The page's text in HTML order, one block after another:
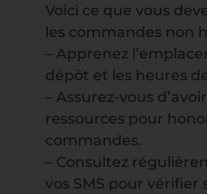
Voici ce que vous
les commandes non
– Apprenez
dépôt et les heures
– Assurez-vous
ressources pour
commandes.
– Consultez
vos SMS pour vérifier